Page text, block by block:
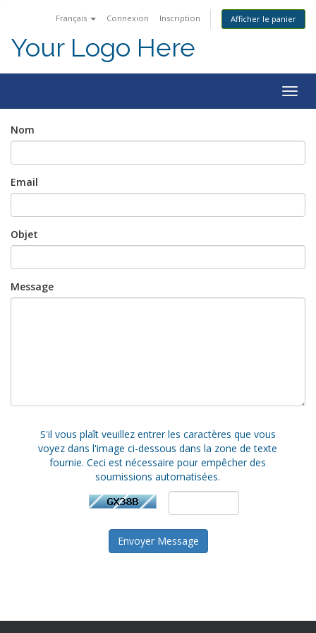
Français Connexion Inscription Afficher le panier
Your Logo Here
Nom
Email
Objet
Message
S'il vous plaît veuillez entrer les caractères que vous
voyez dans l'image ci-dessous dans la zone de texte
fournie. Ceci est nécessaire pour empêcher des
soumissions automatisées.
Envoyer Message